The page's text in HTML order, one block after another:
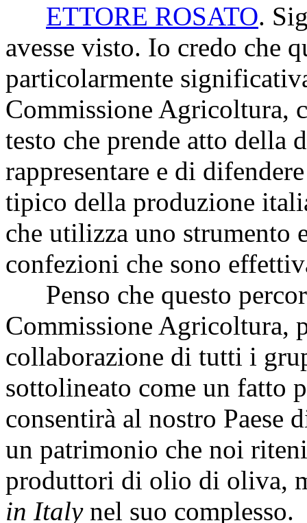
ETTORE ROSATO.
avesse visto. Io credo che
particolarmente
Commissione Agricoltura,
testo che prende atto
rappresentare e di
tipico della produzione
che utilizza uno strumento
confezioni che sono
Penso che questo
Commissione Agricoltura,
collaborazione di tutti i
sottolineato come un fatto
consentirà al nostro Paese
un patrimonio che noi
produttori di olio di oliva,
in Italynel suo complesso.